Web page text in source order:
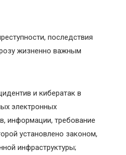
последствия
жизненно важным
и кибератак в
электронных
информации, требование
установлено законом,
инфраструктуры;